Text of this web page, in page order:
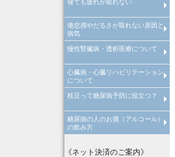
寝ても疲れが取れない
倦怠感やだるさが取れない原因と
病気
慢性腎臓病・透析医療について
心臓病・心臓リハビリテーション
について
枝豆って糖尿病予防に役立つ？
糖尿病の人のお酒（アルコール）
の飲み方
《ネット決済のご案内》